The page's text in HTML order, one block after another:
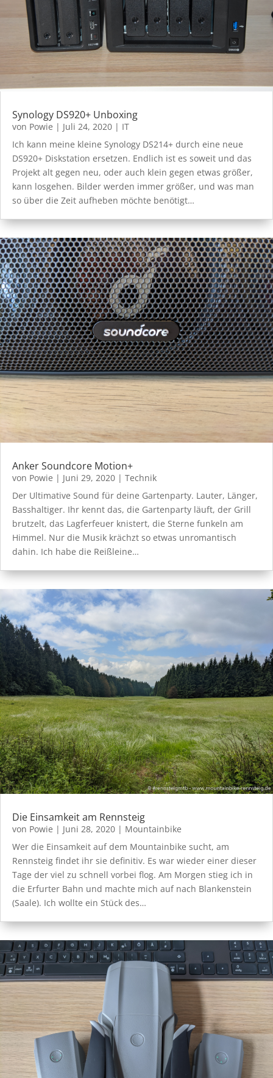
Synology DS920+ Unboxing
von Powie | Juli 24, 2020 | IT
Ich kann meine kleine Synology DS214+ durch eine neue
DS920+ Diskstation ersetzen. Endlich ist es soweit und das
Projekt alt gegen neu, oder auch klein gegen etwas größer,
kann losgehen. Bilder werden immer größer, und was man
so über die Zeit aufheben möchte benötigt…
Anker Soundcore Motion+
von Powie | Juni 29, 2020 | Technik
Der Ultimative Sound für deine Gartenparty. Lauter, Länger,
Basshaltiger. Ihr kennt das, die Gartenparty läuft, der Grill
brutzelt, das Lagferfeuer knistert, die Sterne funkeln am
Himmel. Nur die Musik krächzt so etwas unromantisch
dahin. Ich habe die Reißleine…
Die Einsamkeit am Rennsteig
von Powie | Juni 28, 2020 | Mountainbike
Wer die Einsamkeit auf dem Mountainbike sucht, am
Rennsteig findet ihr sie definitiv. Es war wieder einer dieser
Tage der viel zu schnell vorbei flog. Am Morgen stieg ich in
die Erfurter Bahn und machte mich auf nach Blankenstein
(Saale). Ich wollte ein Stück des…